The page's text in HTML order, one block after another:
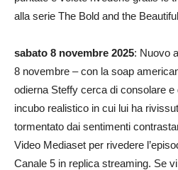
alla serie The Bold and the
sabato 8 novembre 2025: Nuovo
8 novembre – con la soap
odierna Steffy cerca di consolare
incubo realistico in cui lui ha
tormentato dai sentimenti
Video Mediaset per rivedere
Canale 5 in replica streaming. Se